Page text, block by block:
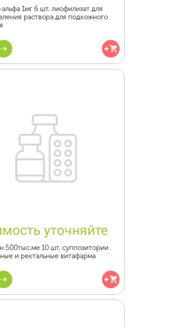
1мг 6 шт. лиофилизат для
раствора для подкожного
уточняйте
500тыс.ме 10 шт. суппозитории
и ректальные витафарма